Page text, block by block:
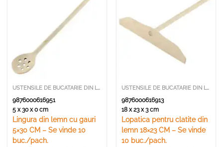
USTENSILE DE BUCATARIE DIN LEMN SI BAMBUS
9876000616951
5 x 30 x 0 cm
Lingura din lemn cu gauri
5×30 CM – Se vinde 10
buc./pach.
USTENSILE DE BUCATARIE DIN LEMN SI BAMBUS
9876000616913
18 x 23 x 3 cm
Lopatica pentru clatite din
lemn 18×23 CM – Se vinde
10 buc./pach.